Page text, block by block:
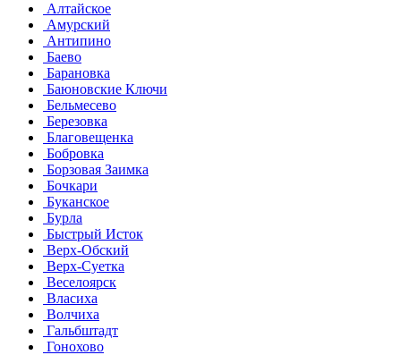
Алтайское
Амурский
Антипино
Баево
Барановка
Баюновские Ключи
Бельмесево
Березовка
Благовещенка
Бобровка
Борзовая Заимка
Бочкари
Буканское
Бурла
Быстрый Исток
Верх-Обский
Верх-Суетка
Веселоярск
Власиха
Волчиха
Гальбштадт
Гонохово